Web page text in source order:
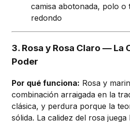
camisa abotonada, polo o
redondo
3. Rosa y Rosa Claro — La
Poder
Por qué funciona: Rosa y
combinación arraigada en la
clásica, y perdura porque la
sólida. La calidez del rosa